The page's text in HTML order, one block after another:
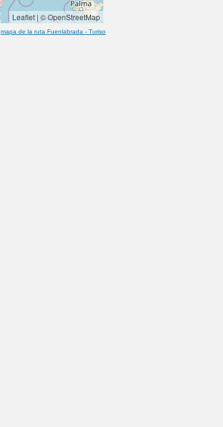
Leaflet | © OpenStreetMap
mapa de la ruta Fuenlabrada - Turiso